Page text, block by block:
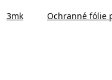
3mk Ochranné fólie